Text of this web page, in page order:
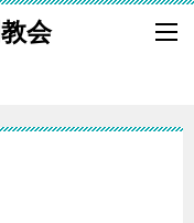
会